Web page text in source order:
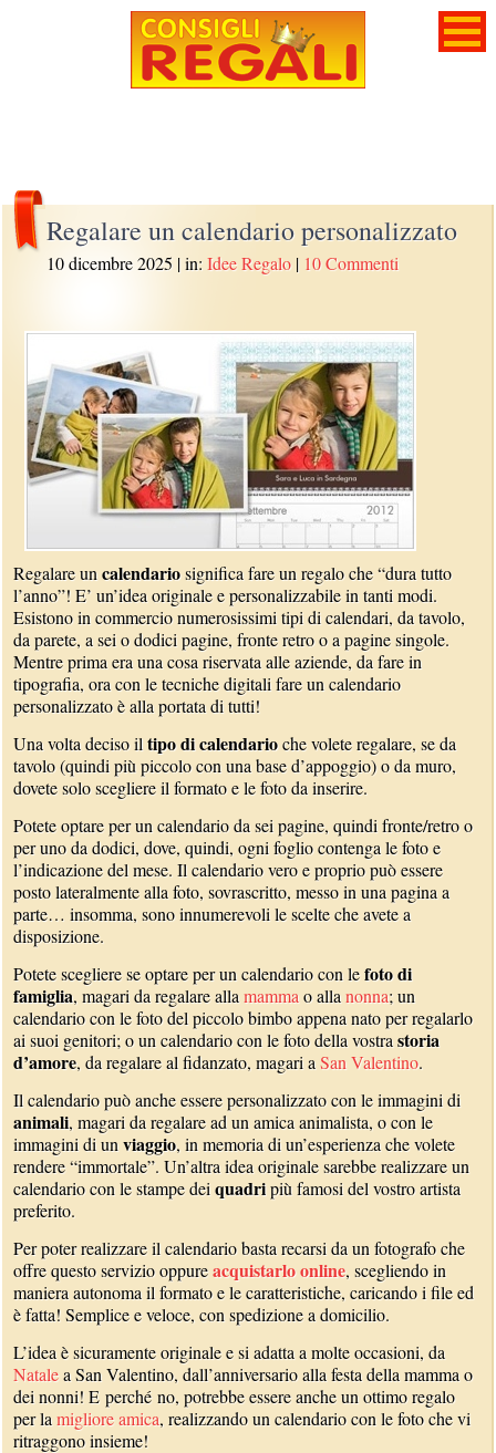
Regalare un calendario personalizzato
10 dicembre 2025 | in:Idee Regalo| 10 Commenti
Regalare uncalendariosignifica fare un regalo che “dura tutto
l’anno”! E’ un’idea originale e personalizzabile in tanti modi.
Esistono in commercio numerosissimi tipi di calendari, da tavolo,
da parete, a sei o dodici pagine, fronte retro o a pagine singole.
Mentre prima era una cosa riservata alle aziende, da fare in
tipografia, ora con le tecniche digitali fare un calendario
personalizzato è alla portata di tutti!
Una volta deciso iltipo di calendarioche volete regalare, se da
tavolo (quindi più piccolo con una base d’appoggio) o da muro,
dovete solo scegliere il formato e le foto da inserire.
Potete optare per un calendario da sei pagine, quindi fronte/retro o
per uno da dodici, dove, quindi, ogni foglio contenga le foto e
l’indicazione del mese. Il calendario vero e proprio può essere
posto lateralmente alla foto, sovrascritto, messo in una pagina a
parte… insomma, sono innumerevoli le scelte che avete a
disposizione.
Potete scegliere se optare per un calendario con lefoto di
famiglia, magari da regalare allamammao allanonna; un
calendario con le foto del piccolo bimbo appena nato per regalarlo
ai suoi genitori; o un calendario con le foto della vostrastoria
d’amore, da regalare al fidanzato, magari aSan Valentino.
Il calendario può anche essere personalizzato con le immagini di
animali, magari da regalare ad un amica animalista, o con le
immagini di unviaggio, in memoria di un’esperienza che volete
rendere “immortale”. Un’altra idea originale sarebbe realizzare un
calendario con le stampe deiquadripiù famosi del vostro artista
preferito.
Per poter realizzare il calendario basta recarsi da un fotografo che
offre questo servizio oppureacquistarlo online, scegliendo in
maniera autonoma il formato e le caratteristiche, caricando i file ed
è fatta! Semplice e veloce, con spedizione a domicilio.
L’idea è sicuramente originale e si adatta a molte occasioni, da
Natalea San Valentino, dall’anniversario alla festa della mamma o
dei nonni! E perché no, potrebbe essere anche un ottimo regalo
per lamigliore amica, realizzando un calendario con le foto che vi
ritraggono insieme!